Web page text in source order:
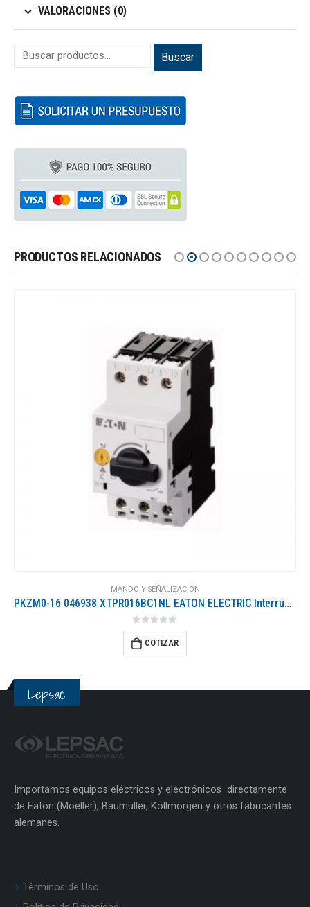
VALORACIONES (0)
Buscar
PRODUCTOS RELACIONADOS
MANDO Y SEÑALIZACIÓN
PKZM0-16 046938 XTPR016BC1NL EATON ELECTRIC Interruptor protector de motor 3 polos Ir 10-16 A Conexión a tor..
0out of 5
COTIZAR
Lepsac
Importamos equipos eléctricos y electrónicos directamente
de Eaton (Moeller), Baumüller, Kollmorgen y otros fabricantes
alemanes.
Términos de Uso